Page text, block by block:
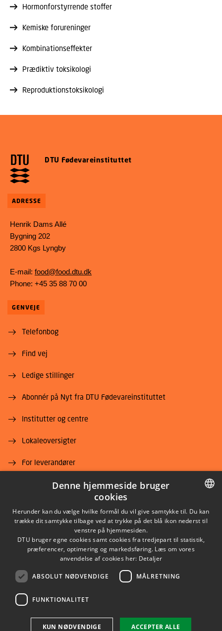
Hormonforstyrrende stoffer
Kemiske forureninger
Kombinationseffekter
Prædiktiv toksikologi
Reproduktionstoksikologi
DTU Fødevareinstituttet
ADRESSE
Henrik Dams Allé
Bygning 202
2800 Kgs Lyngby
E-mail: food@food.dtu.dk
Phone: +45 35 88 70 00
GENVEJE
Telefonbog
Find vej
Ledige stillinger
Abonnér på Nyt fra DTU Fødevareinstituttet
Institutter og centre
Lokaleoversigter
For leverandører
Job og karriere
LINKEDIN
YOUTUBE
DANISH
ENGLISH
Denne hjemmeside bruger
cookies
Herunder kan du vælge hvilke formål du vil give samtykke til. Du kan
trække dit samtykke tilbage ved at trykke på det blå ikon nederst til
venstre på hjemmesiden.
DTU bruger egne cookies samt cookies fra tredjepart til statistik,
præferencer, optimering og markedsføring. Læs om vores
anvendelse af cookies her: Detaljer
ABSOLUT NØDVENDIGE MÅLRETNING
FUNKTIONALITET
ACCEPTER ALLE
KUN NØDVENDIGE